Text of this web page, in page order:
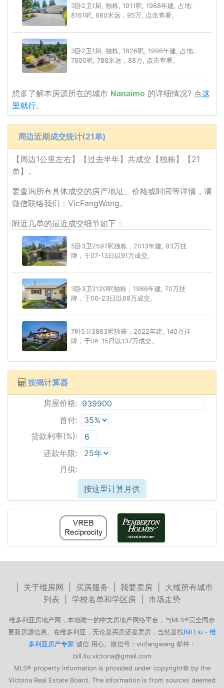
3卧2卫1厨, 独栋, 1911呎, 1988年建, 占地:
8161呎, 680米远，95万, 点击查看。
3卧2卫1厨, 独栋, 1826呎, 1996年建, 占地:
7800呎, 788米远，88万, 点击查看。
想多了解本房源所在的城市 Nanaimo 的详细情况? 点这
里就行。
周边近期成交统计(21单)
【周边1公里左右】【过去半年】共成交【独栋】【21
单】。
要查询所有具体成交的房产地址、价格或时间等详情，请
微信联络我们：VicFangWang。
附近几单的最近成交细节如下：
5卧3卫2597呎独栋，2013年建, 93万挂
牌，于07-13日以91万成交。
3卧3卫2120呎独栋，1986年建, 70万挂
牌，于06-23日以68万成交。
7卧5卫3883呎独栋，2022年建, 140万挂
牌，于06-15日以137万成交。
按揭计算器
房屋价格:
首付:
贷款利率(%):
还款年限:
月供:
按这里计算月供
关于维房网 买房服务 我要卖房
大维所有城市
列表
学校名单和学区房 市场走势
维多利亚房地产网，本地唯一的中文房地产网络平台，与MLS®完全同步
更新房源信息。在维多利亚，无论是买房还是卖房，当然是找Bill Liu - 维
多利亚房产专家 诚信 用心。微信号：vicfangwang 邮件：
bill.liu.victoria@gmail.com
MLS® property information is provided under copyright© by the
Victoria Real Estate Board. The information is from sources deemed